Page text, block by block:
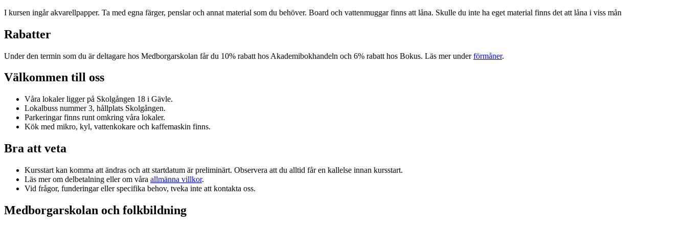
I kursen ingår akvarellpapper. Ta med egna färger, penslar och annat material som du behöver. Board och vattenmuggar finns att låna. Skulle du inte ha eget material finns det att låna i viss mån
Rabatter
Under den termin som du är deltagare hos Medborgarskolan får du 10% rabatt hos Akademibokhandeln och 6% rabatt hos Bokus. Läs mer underförmåner.
Välkommen till oss
Våra lokaler ligger på Skolgången 18 i Gävle.
Lokalbuss nummer 3, hållplats Skolgången.
Parkeringar finns runt omkring våra lokaler.
Kök med mikro, kyl, vattenkokare och kaffemaskin finns.
Bra att veta
Kursstart kan komma att ändras och att startdatum är preliminärt. Observera att du alltid får en kallelse innan kursstart.
Läs mer om delbetalning eller om våra allmänna villkor.
Vid frågor, funderingar eller specifika behov, tveka inte att kontakta oss.
Medborgarskolan och folkbildning